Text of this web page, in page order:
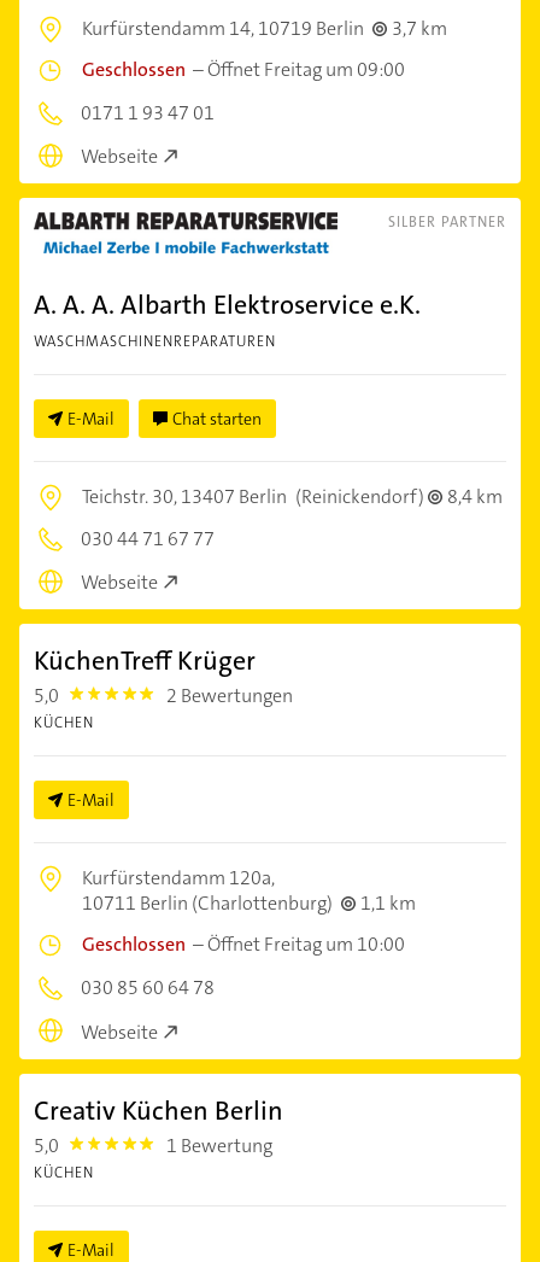
Kurfürstendamm 14,10719 Berlin
3,7 km
Geschlossen –Öffnet Freitag um 09:00
0171 1 93 47 01
Webseite
SILBER PARTNER
A. A. A. Albarth Elektroservice e.K.
WASCHMASCHINENREPARATUREN
E-Mail Chat starten
Teichstr. 30,13407 Berlin (Reinickendorf)
8,4 km
030 44 71 67 77
Webseite
KüchenTreff Krüger
5,0 5.0 2 Bewertungen
KÜCHEN
E-Mail
Kurfürstendamm 120a,
10711 Berlin (Charlottenburg)
1,1 km
Geschlossen –Öffnet Freitag um 10:00
030 85 60 64 78
Webseite
Creativ Küchen Berlin
5,0 5.0 1 Bewertung
KÜCHEN
E-Mail